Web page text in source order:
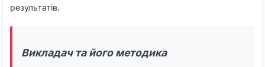
результатів.
Викладач та його методика